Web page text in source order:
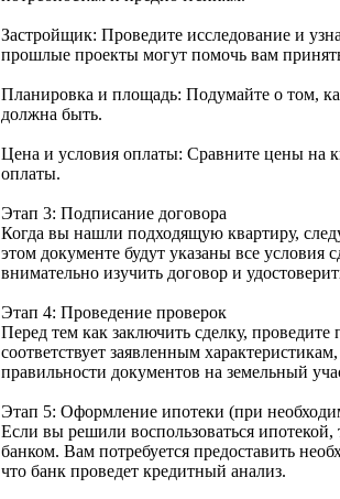
Застройщик: Проведите исследование и
прошлые проекты могут помочь вам
Планировка и площадь: Подумайте о том,
должна быть.
Цена и условия оплаты: Сравните цены на
оплаты.
Этап 3: Подписание договора
Когда вы нашли подходящую квартиру,
этом документе будут указаны все
внимательно изучить договор и
Этап 4: Проведение проверок
Перед тем как заключить сделку,
соответствует заявленным
правильности документов на земельный
Этап 5: Оформление ипотеки (при
Если вы решили воспользоваться
банком. Вам потребуется предоставить
что банк проведет кредитный анализ.